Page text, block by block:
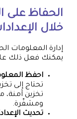
الحفاظ على
خلال
إدارة المعلومات
يمكنك فعل ذلك
احفظ
تحتاج إلى
تخزين
ومشفّرة.
تحديث